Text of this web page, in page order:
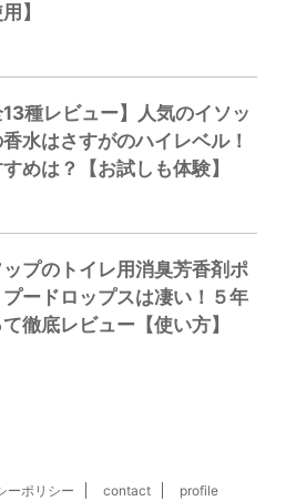
】
13種レビュー】人気のイソッ
水はさすがのハイレベル！
めは？【お試しも体験】
ップのトイレ用消臭芳香剤ポ
プードロップスは凄い！５年
徹底レビュー【使い方】
ーポリシー contact profile